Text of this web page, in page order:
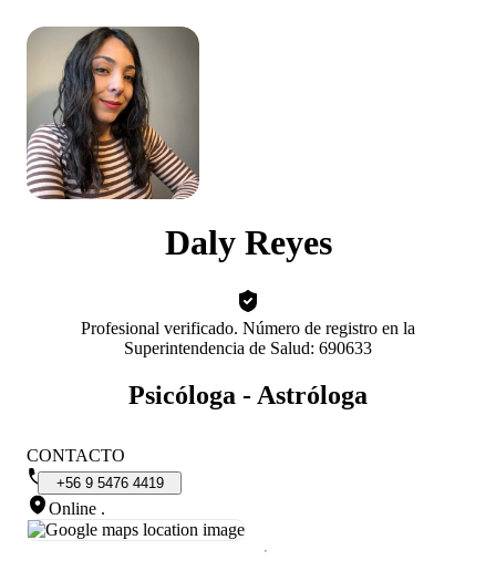
Daly Reyes
Profesional verificado. Número de registro en la
Superintendencia de Salud: 690633
Psicóloga - Astróloga
CONTACTO
+56 9 5476 4419
Online .